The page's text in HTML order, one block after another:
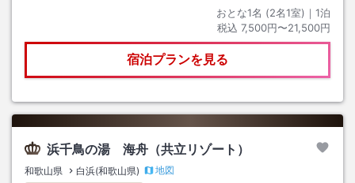
おとな1名 (2名1室)｜ 1泊
税込 7,500円〜21,500円
宿泊プランを見る
浜千鳥の湯 海舟（共立リゾート）
和歌山県 白浜(和歌山県)
地図